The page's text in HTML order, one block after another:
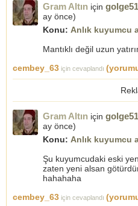
Gram Altın için
ay önce)
Konu: Anlık kuyumcu
Mantıklı değil uzun
cembey_63 için cevaplandı
Gram Altın için
ay önce)
Konu: Anlık kuyumcu
Şu kuyumcudaki eski
zaten yeni alsan
hahahaha
cembey_63 için cevaplandı